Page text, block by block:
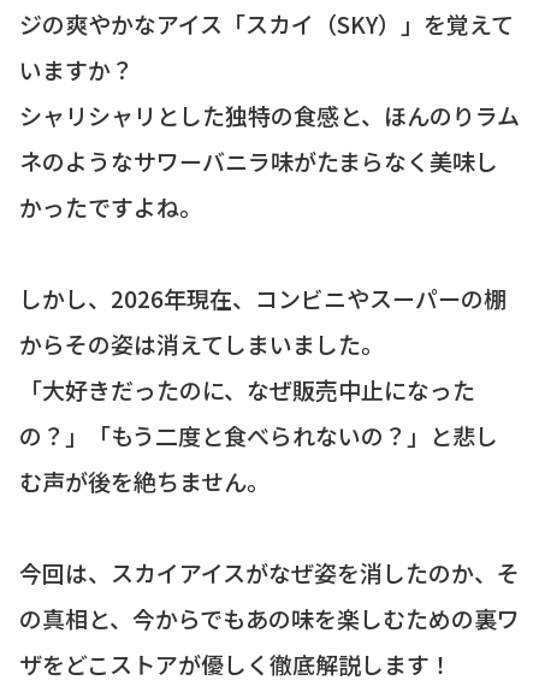
ジの爽やかなアイス「スカイ（SKY）」を覚えて
いますか？
シャリシャリとした独特の食感と、ほんのりラム
ネのようなサワーバニラ味がたまらなく美味し
かったですよね。
しかし、2026年現在、コンビニやスーパーの棚
からその姿は消えてしまいました。
「大好きだったのに、なぜ販売中止になった
の？」「もう二度と食べられないの？」と悲し
む声が後を絶ちません。
今回は、スカイアイスがなぜ姿を消したのか、そ
の真相と、今からでもあの味を楽しむための裏ワ
ザをどこストアが優しく徹底解説します！